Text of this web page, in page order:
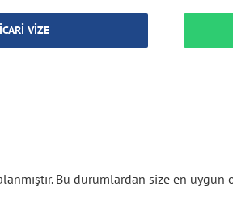
VIZE
Bu durumlardan size en